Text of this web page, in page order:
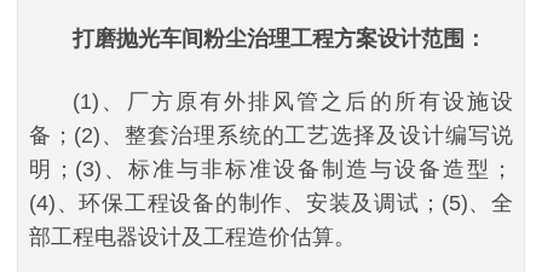
打磨抛光车间粉尘治理工程方案设计范围：
(1)、厂方原有外排风管之后的所有设施设
备；(2)、整套治理系统的工艺选择及设计编写说
明；(3)、标准与非标准设备制造与设备造型；
(4)、环保工程设备的制作、安装及调试；(5)、全
部工程电器设计及工程造价估算。